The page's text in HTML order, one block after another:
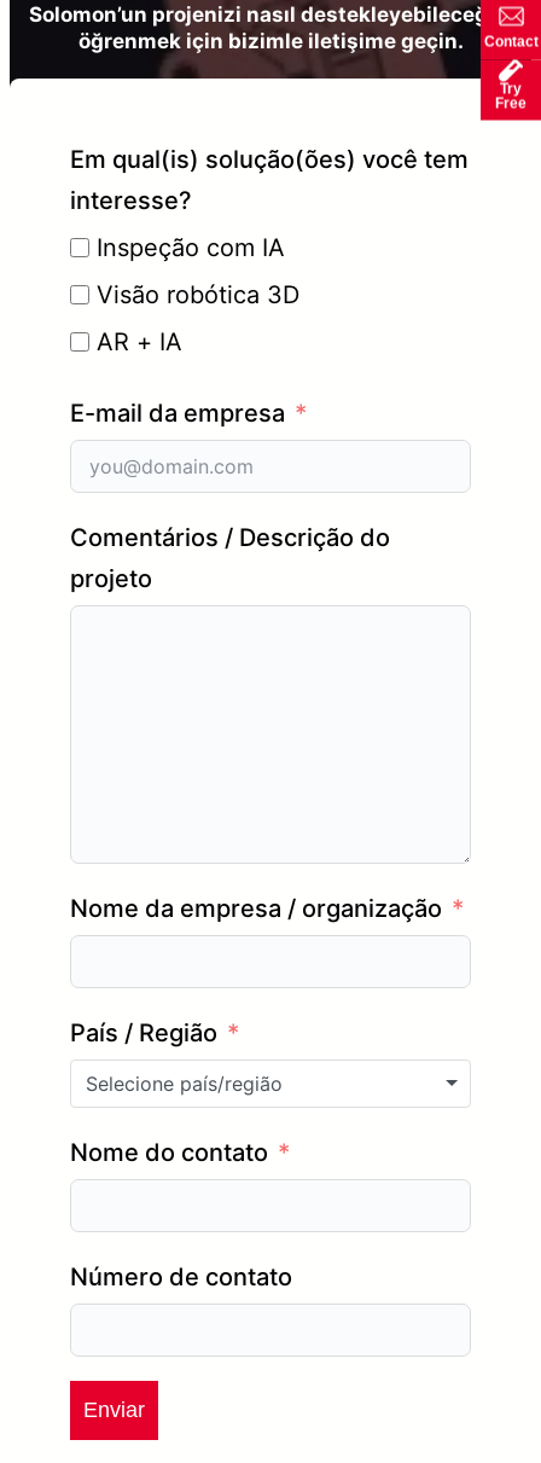
Contact
Try
Free
Solomon’un projenizi nasıl destekleyebileceğini
öğrenmek için bizimle iletişime geçin.
Em qual(is) solução(ões) você tem
interesse?
Inspeção com IA
Visão robótica 3D
AR + IA
E-mail da empresa
Comentários / Descrição do
projeto
Nome da empresa / organização
País / Região
Selecione país/região
Nome do contato
Número de contato
Enviar